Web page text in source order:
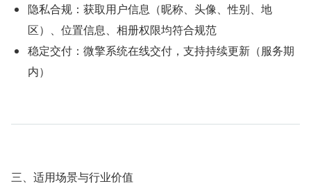
隐私合规：获取用户信息（昵称、头像、性别、地
区）、位置信息、相册权限均符合规范
稳定交付：微擎系统在线交付，支持持续更新（服务期
内）
三、适用场景与行业价值